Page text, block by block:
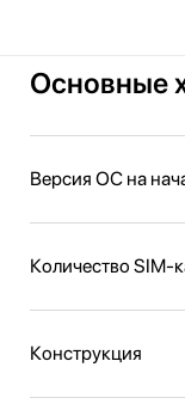
Основные
Версия ОС на
Количество SIM-
Конструкция